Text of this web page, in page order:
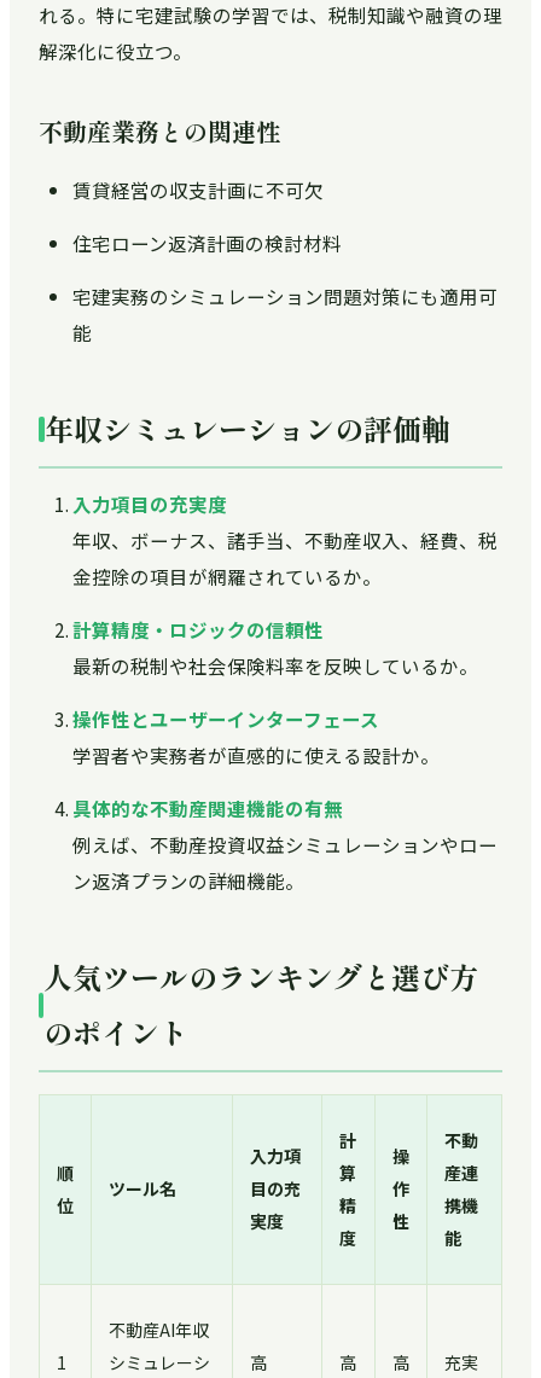
れる。特に宅建試験の学習では、税制知識や融資の理
解深化に役立つ。
不動産業務との関連性
賃貸経営の収支計画に不可欠
住宅ローン返済計画の検討材料
宅建実務のシミュレーション問題対策にも適用可
能
年収シミュレーションの評価軸
入力項目の充実度
年収、ボーナス、諸手当、不動産収入、経費、税
金控除の項目が網羅されているか。
計算精度・ロジックの信頼性
最新の税制や社会保険料率を反映しているか。
操作性とユーザーインターフェース
学習者や実務者が直感的に使える設計か。
具体的な不動産関連機能の有無
例えば、不動産投資収益シミュレーションやロー
ン返済プランの詳細機能。
人気ツールのランキングと選び方
のポイント
順
位
ツール名
入力項
目の充
実度
計
算
精
度
操
作
性
不動
産連
携機
能
1
不動産AI年収
シミュレーシ
高 高 高 充実